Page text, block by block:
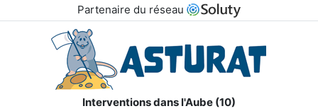
Partenaire du réseau
Interventions dans l'Aube (10)